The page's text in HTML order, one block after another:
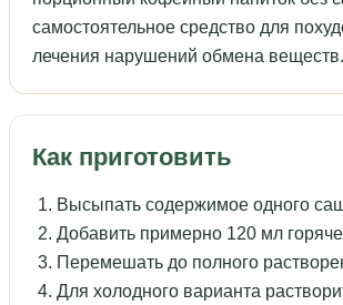
самостоятельное средство для
лечения нарушений обмена веществ.
Как приготовить
Высыпать содержимое одного
Добавить примерно 120 мл
Перемешать до полного
Для холодного варианта